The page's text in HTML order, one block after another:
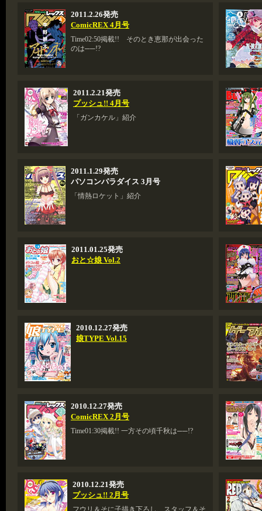
2011.2.26発売
ComicREX 4月号
Time02:50掲載!! そのとき恵那が出会った
のは──!?
2011.2.21発売
プッシュ!! 4月号
「ガンカケル」紹介
2011.1.29発売
パソコンパラダイス 3月号
「情熱ロケット」紹介
2011.01.25発売
おと☆娘 Vol.2
2010.12.27発売
娘TYPE Vol.15
2010.12.27発売
ComicREX 2月号
Time01:30掲載!! 一方その頃千秋は──!?
2010.12.21発売
プッシュ!! 2月号
フウリ＆そに子描き下ろし、スタッフ＆そ